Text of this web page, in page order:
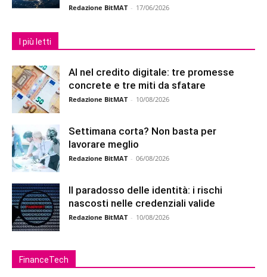
Redazione BitMAT - 17/06/2026
I più letti
AI nel credito digitale: tre promesse
concrete e tre miti da sfatare
Redazione BitMAT - 10/08/2026
Settimana corta? Non basta per
lavorare meglio
Redazione BitMAT - 06/08/2026
Il paradosso delle identità: i rischi
nascosti nelle credenziali valide
Redazione BitMAT - 10/08/2026
FinanceTech